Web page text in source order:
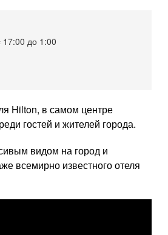
до 1:00
Hilton, в самом центре
гостей и жителей города.
видом на город и
всемирно известного отеля